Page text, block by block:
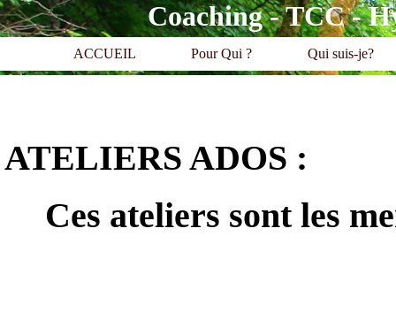
Coaching - TCC -
ACCUEIL Pour Qui ? Qui suis-je?
ATELIERS ADOS :
Ces ateliers sontles